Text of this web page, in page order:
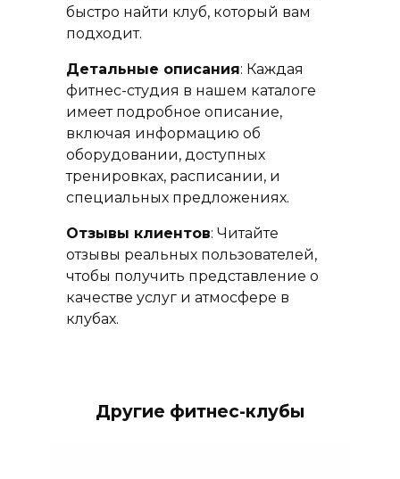
быстро найти клуб, который вам
подходит.
Детальные описания: Каждая
фитнес-студия в нашем каталоге
имеет подробное описание,
включая информацию об
оборудовании, доступных
тренировках, расписании, и
специальных предложениях.
Отзывы клиентов: Читайте
отзывы реальных пользователей,
чтобы получить представление о
качестве услуг и атмосфере в
клубах.
Другие фитнес-клубы